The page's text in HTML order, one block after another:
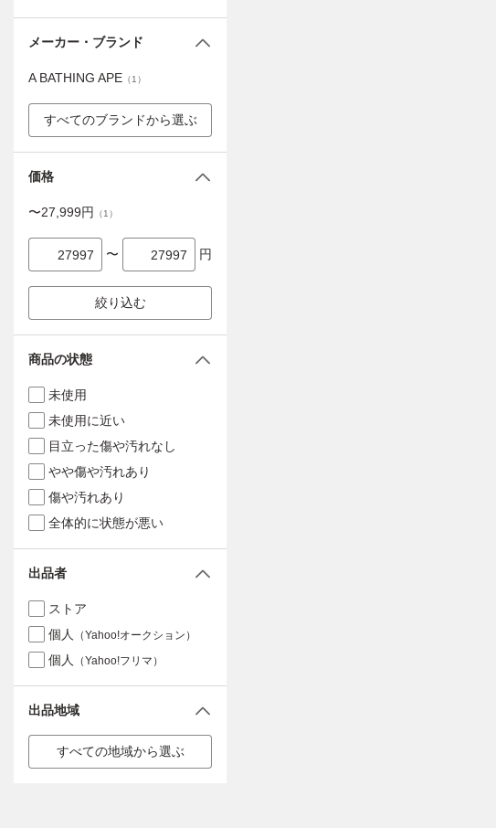
メーカー・ブランド
A BATHING APE （1 ）
すべてのブランドから選ぶ
価格
〜27,999円 （1 ）
〜 円
絞り込む
商品の状態
未使用
未使用に近い
目立った傷や汚れなし
やや傷や汚れあり
傷や汚れあり
全体的に状態が悪い
出品者
ストア
個人
（Yahoo!オークション）
個人 （Yahoo!フリマ）
出品地域
すべての地域から選ぶ